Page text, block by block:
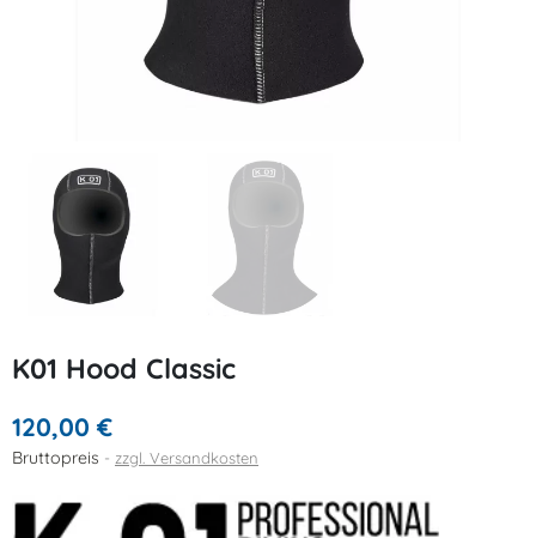
K01 Hood Classic
120,00 €
Bruttopreis zzgl. Versandkosten